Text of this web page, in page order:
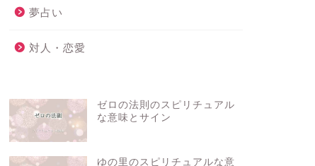
夢占い
対人・恋愛
ゼロの法則のスピリチュアル
な意味とサイン
ゆの里のスピリチュアルな意